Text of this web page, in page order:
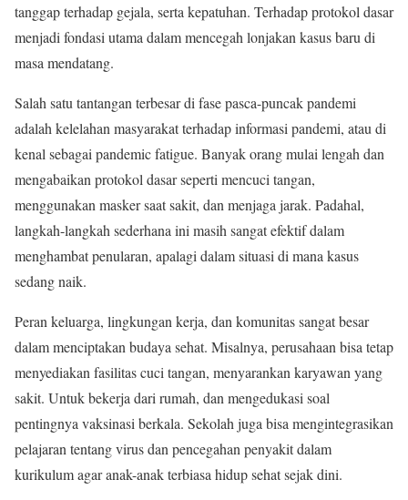
tanggap terhadap gejala, serta kepatuhan. Terhadap protokol dasar
menjadi fondasi utama dalam mencegah lonjakan kasus baru di
masa mendatang.
Salah satu tantangan terbesar di fase pasca-puncak pandemi
adalah kelelahan masyarakat terhadap informasi pandemi, atau di
kenal sebagai pandemic fatigue. Banyak orang mulai lengah dan
mengabaikan protokol dasar seperti mencuci tangan,
menggunakan masker saat sakit, dan menjaga jarak. Padahal,
langkah-langkah sederhana ini masih sangat efektif dalam
menghambat penularan, apalagi dalam situasi di mana kasus
sedang naik.
Peran keluarga, lingkungan kerja, dan komunitas sangat besar
dalam menciptakan budaya sehat. Misalnya, perusahaan bisa tetap
menyediakan fasilitas cuci tangan, menyarankan karyawan yang
sakit. Untuk bekerja dari rumah, dan mengedukasi soal
pentingnya vaksinasi berkala. Sekolah juga bisa mengintegrasikan
pelajaran tentang virus dan pencegahan penyakit dalam
kurikulum agar anak-anak terbiasa hidup sehat sejak dini.